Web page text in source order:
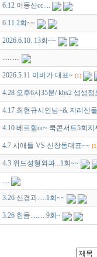
6.12 어등산cc....
6.11 2회~~
2026.6.10. 13회~~
..........
2026.5.11 이비가 대표~ (1)
4.28 오후6시35분/ kbs2 생생
4.17 최현규시인님~& 지리산
4.10 베르힐cc~ 쿡콘서트5회지
4.7 시애틀 VS 신창동대표~~
4.3 위드성형외과...1회~~
....
3.26 신경과.....1회~~
3.26 한듬........ 9회~